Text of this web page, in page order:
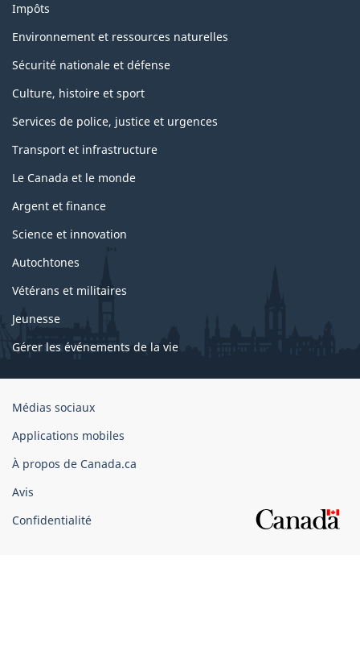
Impôts
Environnement et ressources naturelles
Sécurité nationale et défense
Culture, histoire et sport
Services de police, justice et urgences
Transport et infrastructure
Le Canada et le monde
Argent et finance
Science et innovation
Autochtones
Vétérans et militaires
Jeunesse
Gérer les événements de la vie
Organisation
gouvernement
du
Canada
Médias sociaux
Applications mobiles
À propos de Canada.ca
Avis
Confidentialité